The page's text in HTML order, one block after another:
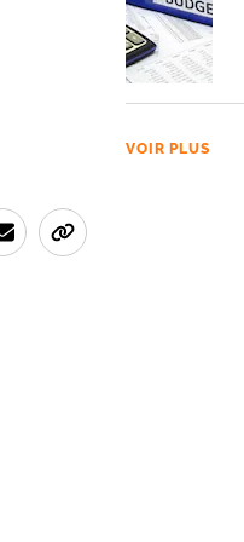
VOIR PLUS